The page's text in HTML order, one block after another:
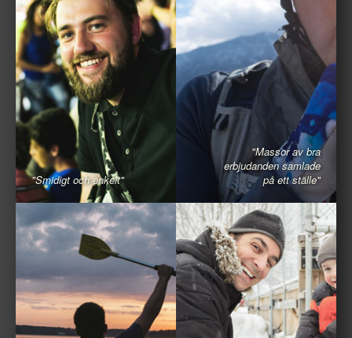
"Smidigt och enkelt"
"Massor av bra
erbjudanden samlade
på ett ställe"